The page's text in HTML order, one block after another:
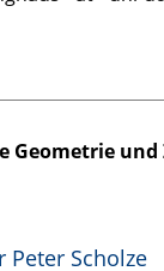
Geometrie
Scholze